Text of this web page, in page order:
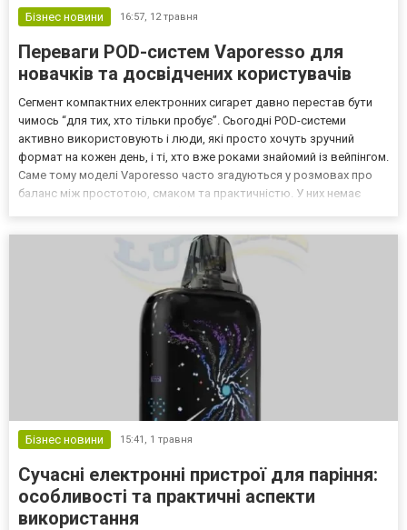
Бізнес новини 16:57, 12 травня
Переваги POD-систем Vaporesso для
новачків та досвідчених користувачів
Сегмент компактних електронних сигарет давно перестав бути
чимось “для тих, хто тільки пробує”. Сьогодні POD-системи
активно використовують і люди, які просто хочуть зручний
формат на кожен день, і ті, хто вже роками знайомий із вейпінгом.
Саме тому моделі Vaporesso часто згадуються у розмовах про
баланс між простотою, смаком та практичністю. У них немає
Бізнес новини 15:41, 1 травня
Сучасні електронні пристрої для паріння:
особливості та практичні аспекти
використання